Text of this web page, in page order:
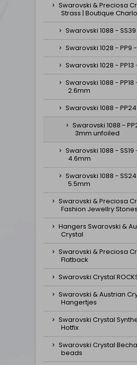
Swarovski & Preciosa
Strass | Boutique
Swarovski 1088 -
Swarovski 1028 - PP9
Swarovski 1028 -
Swarovski 1088 - PP18
2.6mm
Swarovski 1088 -
Swarovski 1088 -
3mm unfoiled
Swarovski 1088 - SS19
4.6mm
Swarovski 1088 -
5.5mm
Swarovski & Preciosa
Fashion Jewellry Stones
Hangers Swarovski &
Crystal
Swarovski & Preciosa
Flatback
Swarovski Crystal
Swarovski & Austrian
Hangertjes
Swarovski Crystal
Hotfix
Swarovski Crystal
beads